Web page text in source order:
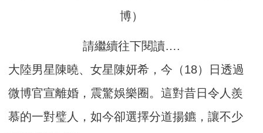
博）
請繼續往下閱讀….
大陸男星陳曉、女星陳妍希，今（18）日透過
微博官宣離婚，震驚娛樂圈。這對昔日令人羨
慕的一對璧人，如今卻選擇分道揚鑣，讓不少